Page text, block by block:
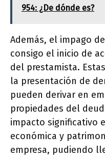
954: ¿De dónde es?
Además, el impago
consigo el inicio de
del prestamista.
la presentación de
pueden derivar en
propiedades del
impacto significativo
económica y
empresa, pudiendo